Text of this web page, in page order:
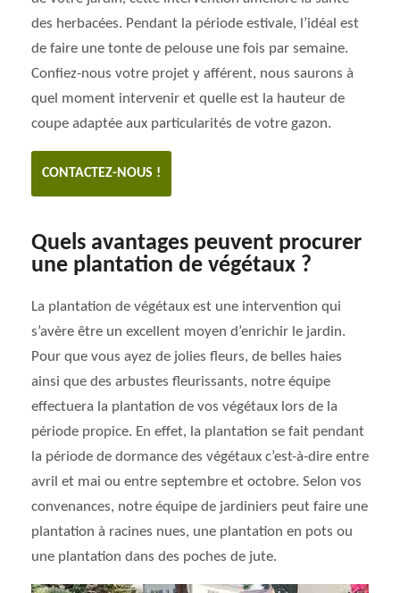
des herbacées. Pendant la période estivale, l’idéal est
de faire une tonte de pelouse une fois par semaine.
Confiez-nous votre projet y afférent, nous saurons à
quel moment intervenir et quelle est la hauteur de
coupe adaptée aux particularités de votre gazon.
CONTACTEZ-NOUS !
Quels avantages peuvent procurer
une plantation de végétaux ?
La plantation de végétaux est une intervention qui
s’avère être un excellent moyen d’enrichir le jardin.
Pour que vous ayez de jolies fleurs, de belles haies
ainsi que des arbustes fleurissants, notre équipe
effectuera la plantation de vos végétaux lors de la
période propice. En effet, la plantation se fait pendant
la période de dormance des végétaux c’est-à-dire entre
avril et mai ou entre septembre et octobre. Selon vos
convenances, notre équipe de jardiniers peut faire une
plantation à racines nues, une plantation en pots ou
une plantation dans des poches de jute.